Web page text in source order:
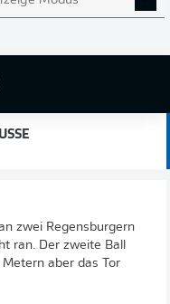
zwei Regensburgern
ran. Der zweite Ball
aber das Tor